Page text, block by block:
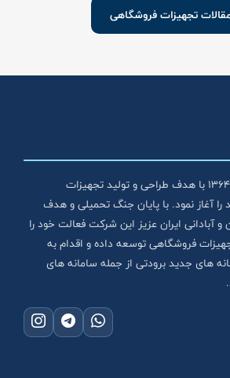
تجهیزات فروشگاهی
در سال ۱۳۶۴ با هدف طراحی و تولید تجهیزات
آغاز نمود. با پایان جنگ تحمیلی و هدف
آبادانی ایران عزیز این شرکت فعالت خود را
فروشگاهی توسعه داده و اقدام به
های جدید برودتی از جمله سامانه های